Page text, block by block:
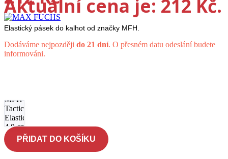
Aktuální cena je: 212 Kč.
Elastický pásek do kalhot od značky MFH.
Dodáváme nejpozději do 21 dní. O přesném datu odeslání budete
informováni.
MFH
Tactical
Elastic
4,8 cm -
černý,
140
množství
PŘIDAT DO KOŠÍKU